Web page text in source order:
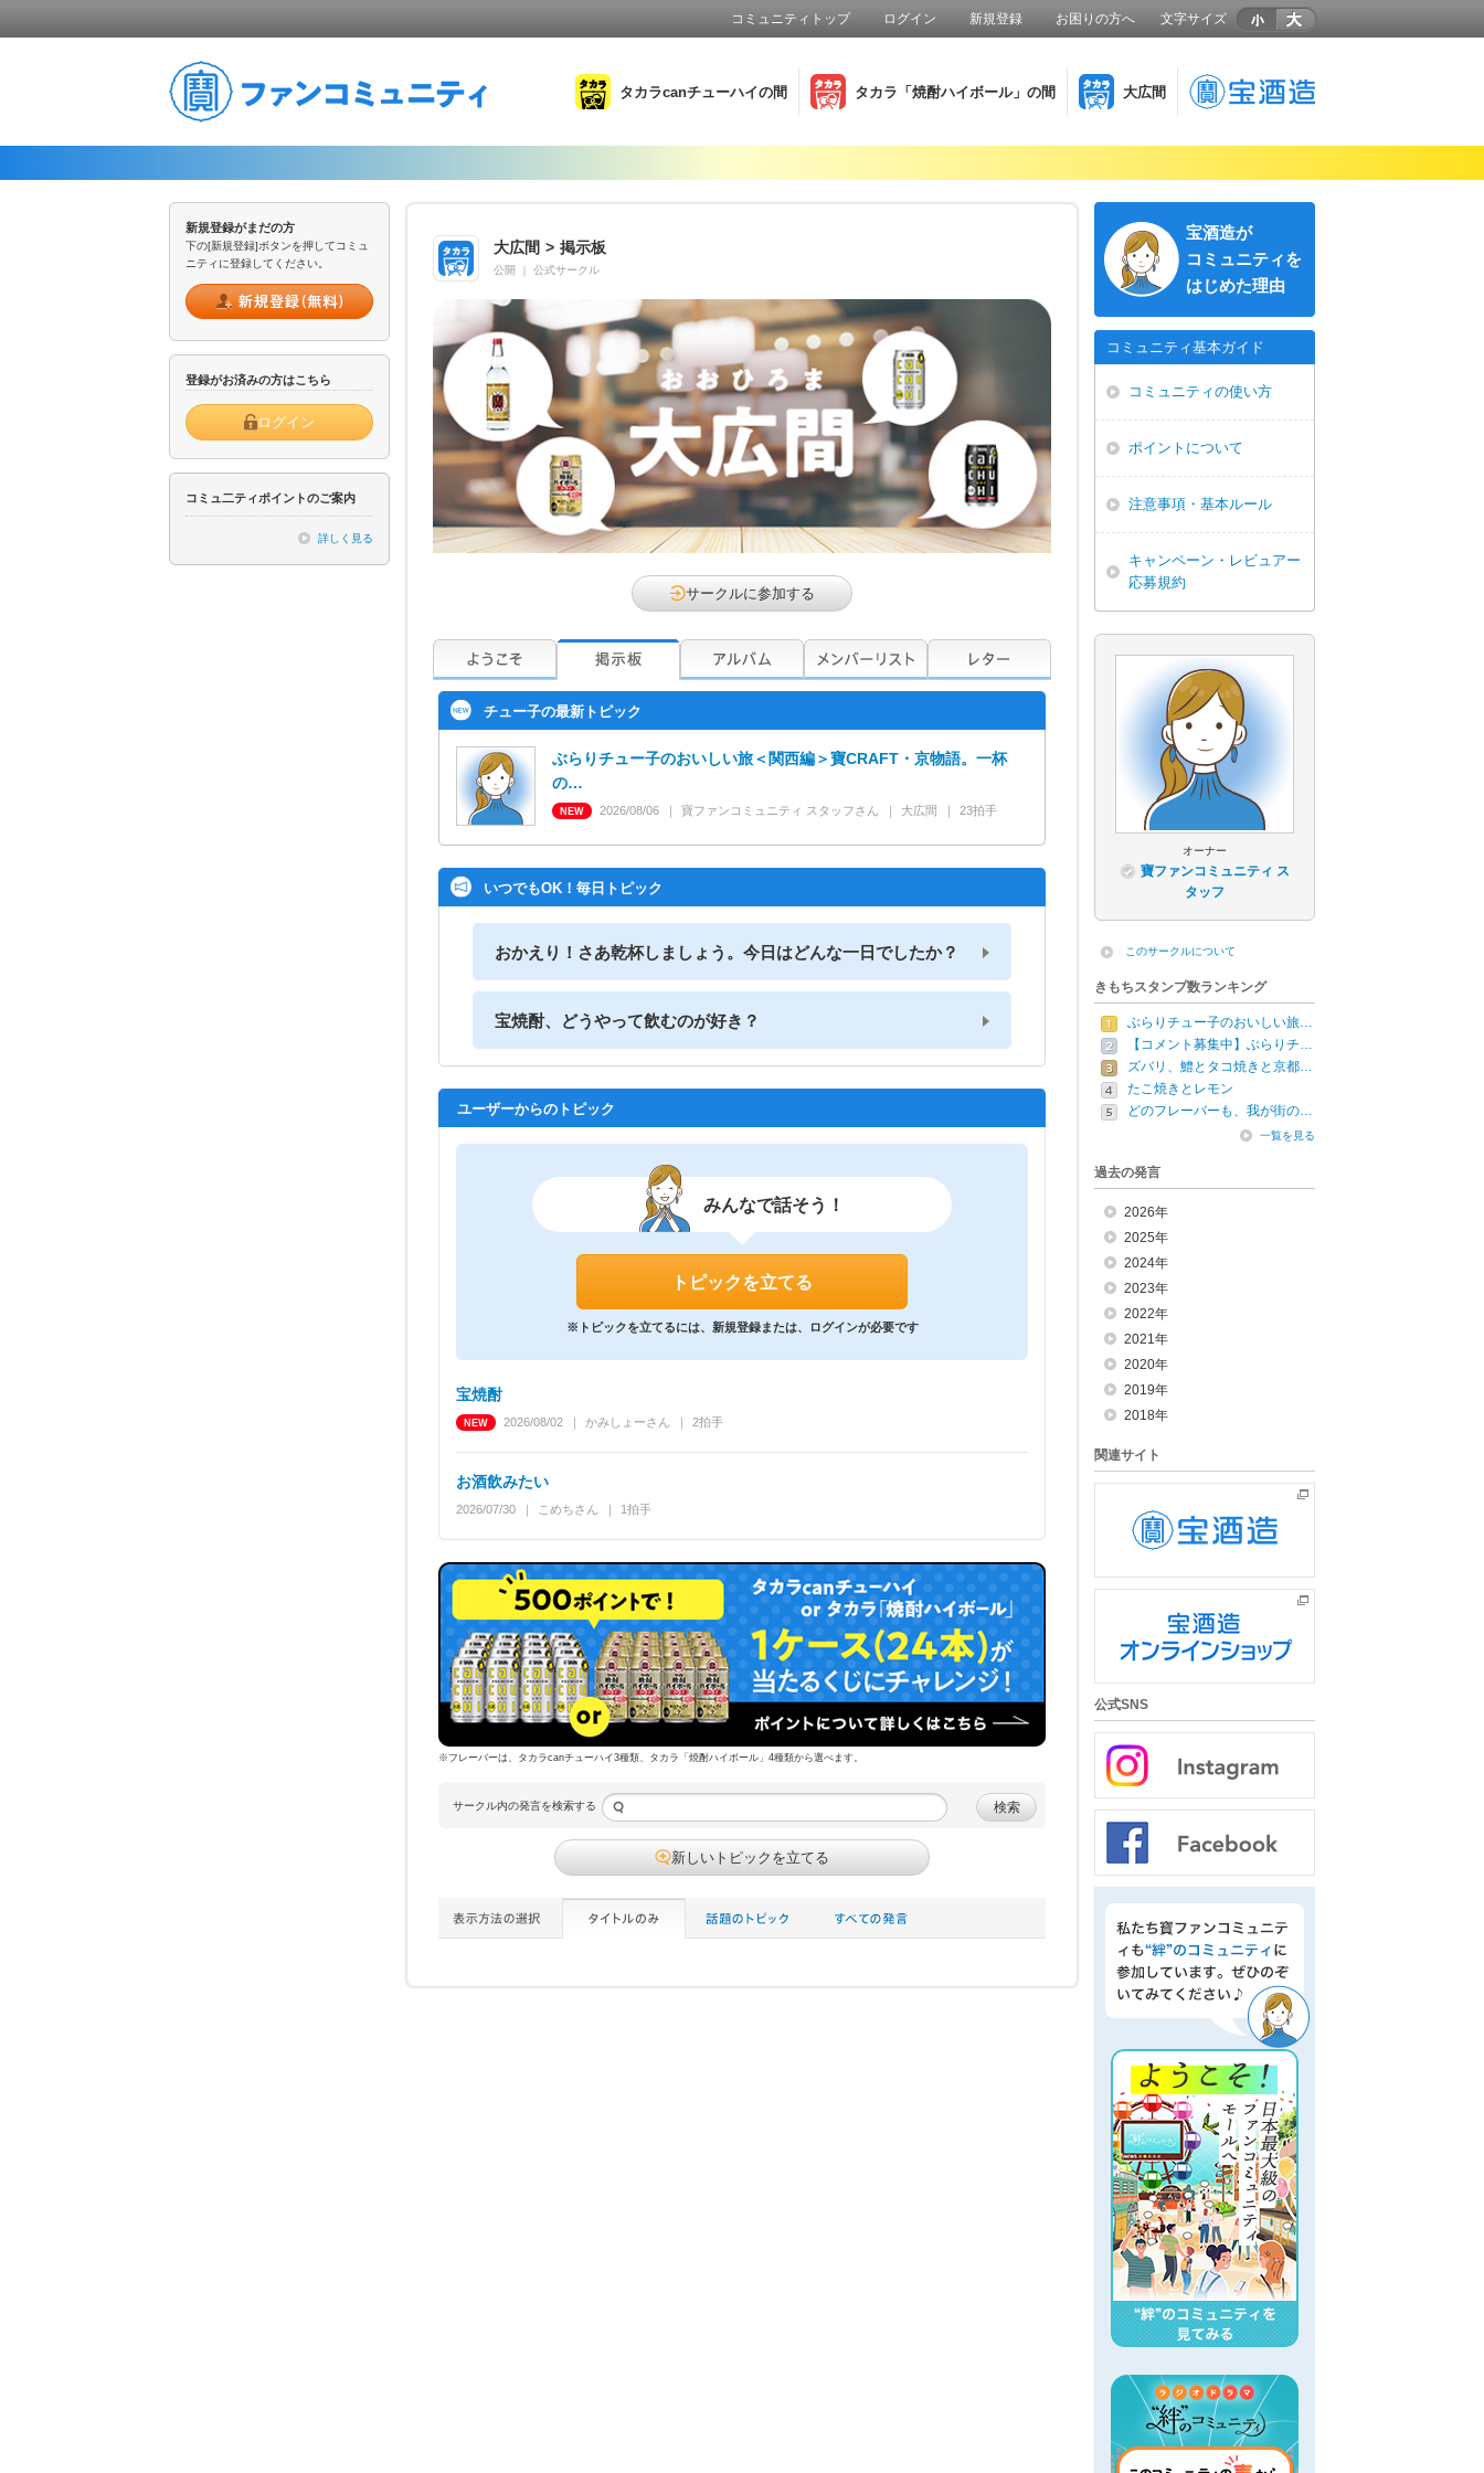
コミュニティトップ ログイン 新規登録 お困りの方へ 文字サイズ
タカラcanチューハイの間 タカラ「焼酎ハイボール」の間 大広間
新規登録がまだの方
下の[新規登録]ボタンを押してコミュ
ニティに登録してください。
登録がお済みの方はこちら
ログイン
コミュ二ティポイントのご案内
詳しく見る
大広間 > 掲示板
公開 公式サークル
サークルに参加する
チュー子の最新トピック
ぶらりチュー子のおいしい旅＜関西編＞寶CRAFT・京物語。一杯
の…
2026/08/06 寶ファンコミュニティ スタッフさん 大広間 23拍手
いつでもOK！毎日トピック
おかえり！さあ乾杯しましょう。今日はどんな一日でしたか？
宝焼酎、どうやって飲むのが好き？
ユーザーからのトピック
みんなで話そう！
トピックを立てる
※トピックを立てるには、新規登録または、ログインが必要です
宝焼酎
2026/08/02 かみしょーさん 2拍手
お酒飲みたい
2026/07/30 こめちさん 1拍手
※フレーバーは、タカラcanチューハイ3種類、タカラ「焼酎ハイボール」4種類から選べます。
サークル内の発言を検索する 検索
新しいトピックを立てる
宝酒造が
コミュニティを
はじめた理由
コミュニティ基本ガイド
コミュニティの使い方
ポイントについて
注意事項・基本ルール
キャンペーン・レビュアー
応募規約
オーナー
寶ファンコミュニティ ス
タッフ
このサークルについて
きもちスタンプ数ランキング
ぶらりチュー子のおいしい旅…
【コメント募集中】ぶらりチ…
ズバリ、鱧とタコ焼きと京都…
たこ焼きとレモン
どのフレーバーも、我が街の…
一覧を見る
過去の発言
2026年
2025年
2024年
2023年
2022年
2021年
2020年
2019年
2018年
関連サイト
公式SNS